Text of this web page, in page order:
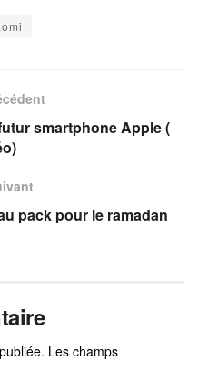
smartphone Apple (
pack pour le ramadan
Les champs